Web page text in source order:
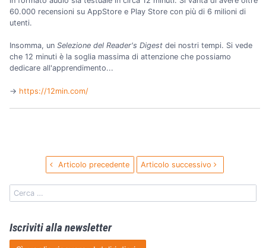
60.000 recensioni su AppStore e Play Store con più di 6 milioni di
utenti.
Insomma, un Selezione del Reader's Digest dei nostri tempi. Si vede
che 12 minuti è la soglia massima di attenzione che possiamo
dedicare all'apprendimento...
→️ https://12min.com/
Articolo precedente Articolo successivo
Iscriviti alla newsletter